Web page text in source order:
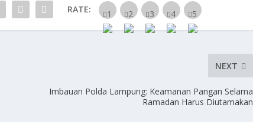
RATE:
NEXT
Imbauan Polda Lampung: Keamanan Pangan Selama
Ramadan Harus Diutamakan